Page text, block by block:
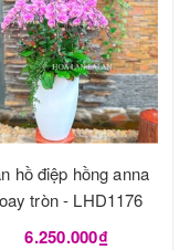
hồ điệp hồng anna
tròn - LHD1176
6.250.000₫